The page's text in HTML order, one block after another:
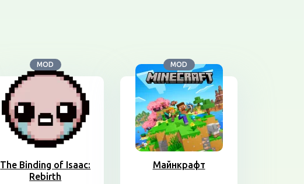
MOD
The Binding of Isaac:
Rebirth
MOD
Майнкрафт